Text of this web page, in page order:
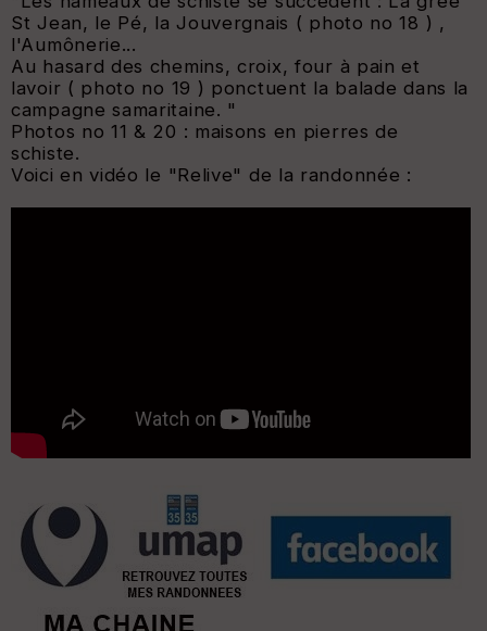
St Jean, le Pé, la Jouvergnais ( photo no 18 ) ,
l'Aumônerie...
Au hasard des chemins, croix, four à pain et
lavoir ( photo no 19 ) ponctuent la balade dans la
campagne samaritaine. "
Photos no 11 & 20 : maisons en pierres de
schiste.
Voici en vidéo le "Relive" de la randonnée :